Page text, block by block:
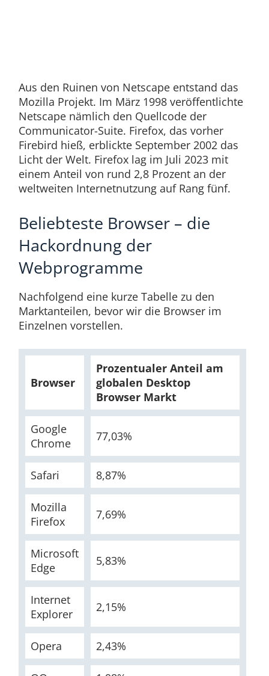
Aus den Ruinen von Netscape entstand das
Mozilla Projekt. Im März 1998 veröffentlichte
Netscape nämlich den Quellcode der
Communicator-Suite. Firefox, das vorher
Firebird hieß, erblickte September 2002 das
Licht der Welt. Firefox lag im Juli 2023 mit
einem Anteil von rund 2,8 Prozent an der
weltweiten Internetnutzung auf Rang fünf.
Beliebteste Browser – die
Hackordnung der
Webprogramme
Nachfolgend eine kurze Tabelle zu den
Marktanteilen, bevor wir die Browser im
Einzelnen vorstellen.
Browser
Prozentualer Anteil am
globalen Desktop
Browser Markt
Google
Chrome
77,03%
Safari 8,87%
Mozilla
Firefox
7,69%
Microsoft
Edge
5,83%
Internet
Explorer
2,15%
Opera 2,43%